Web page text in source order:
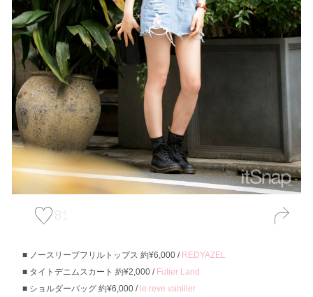
81
ノースリーブフリルトップス 約¥6,000 / REDYAZEL
タイトデニムスカート 約¥2,000 / Futier Land
ショルダーバッグ 約¥6,000 / le reve vaniller